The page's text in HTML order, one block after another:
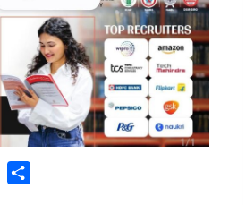
Pinterest